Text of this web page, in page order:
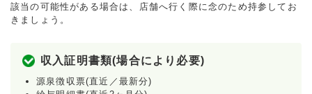
該当の可能性がある場合は、店舗へ行く際に念のため持参してお
きましょう。
収入証明書類(場合により必要)
源泉徴収票(直近／最新分)